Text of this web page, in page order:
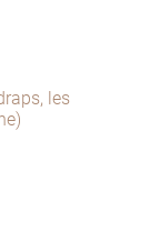
les